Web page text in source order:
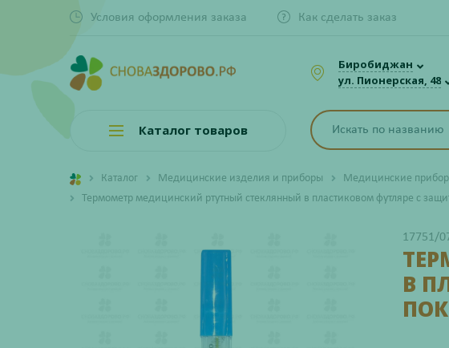
Условия оформления заказа Как сделать заказ
Биробиджан
ул. Пионерская, 48
Каталог товаров
Каталог Медицинские изделия и приборы Медицинские
Термометр медицинский ртутный стеклянный в пластиковом футляре с
17751/
В